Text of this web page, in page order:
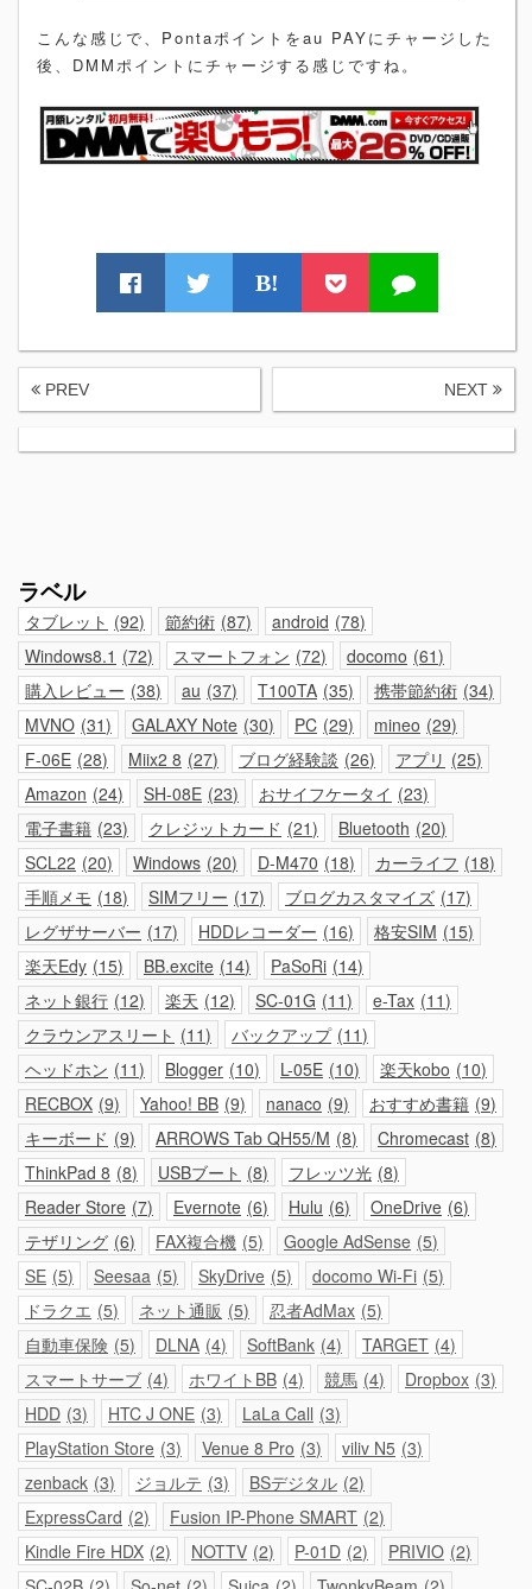
こんな感じで、Pontaポイントをau PAYにチャージした
後、DMMポイントにチャージする感じですね。
B!
PREV NEXT
ラベル
タブレット 92 節約術 87 android 78
Windows8.1
72 スマートフォン 72 docomo 61
購入レビュー 38 au 37 T100TA 35 携帯節約術 34
MVNO 31 GALAXY Note 30 PC 29 mineo 29
F-06E 28 Miix2 8 27 ブログ経験談 26 アプリ
25
Amazon 24 SH-08E 23 おサイフケータイ 23
電子書籍 23 クレジットカード 21 Bluetooth 20
SCL22 20 Windows 20 D-M470 18 カーライフ
18
手順メモ 18 SIMフリー 17 ブログカスタマイズ 17
レグザサーバー 17 HDDレコーダー 16 格安SIM 15
楽天Edy 15 BB.excite 14 PaSoRi 14
ネット銀行 12 楽天 12 SC-01G 11 e-Tax 11
クラウンアスリート
11 バックアップ 11
ヘッドホン 11 Blogger 10 L-05E 10 楽天kobo 10
RECBOX 9 Yahoo! BB 9 nanaco 9 おすすめ書籍 9
キーボード 9 ARROWS Tab QH55/M 8 Chromecast 8
ThinkPad 8 8 USBブート 8 フレッツ光 8
Reader Store 7 Evernote 6 Hulu 6 OneDrive 6
テザリング 6 FAX複合機 5 Google AdSense 5
SE 5 Seesaa 5 SkyDrive 5 docomo Wi-Fi 5
ドラクエ 5 ネット通販 5 忍者AdMax 5
自動車保険 5 DLNA 4 SoftBank 4 TARGET 4
スマートサーブ 4 ホワイトBB 4 競馬 4 Dropbox 3
HDD 3 HTC J ONE 3 LaLa Call 3
PlayStation Store 3 Venue 8 Pro 3 viliv N5 3
zenback 3 ジョルテ 3 BSデジタル 2
ExpressCard 2 Fusion IP-Phone SMART 2
Kindle Fire HDX 2 NOTTV 2 P-01D 2 PRIVIO 2